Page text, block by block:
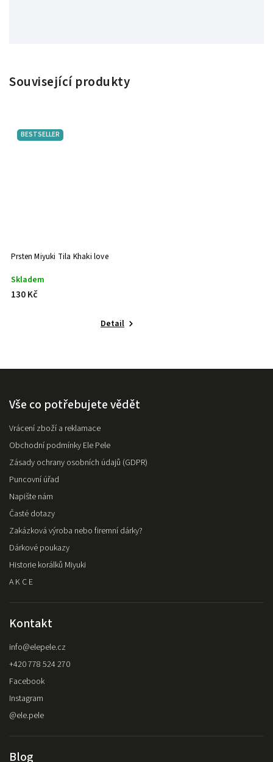
Související produkty
BESTSELLER
Prsten Miyuki Tila Khaki love
Skladem
130 Kč
Detail
Vše co potřebujete vědět
Vrácení zboží a reklamace
Obchodní podmínky Ele Pele
Zásady ochrany osobních údajů (GDPR)
Puncovní úřad
Napište nám
Časté dotazy
Zakázková výroba nebo firemní dárky?
Dárkové poukazy
Historie korálků Miyuki
A K C E
Kontakt
info@elepele.cz
+420 778 524 270
Facebook
Instagram
@ele.pele
Blog